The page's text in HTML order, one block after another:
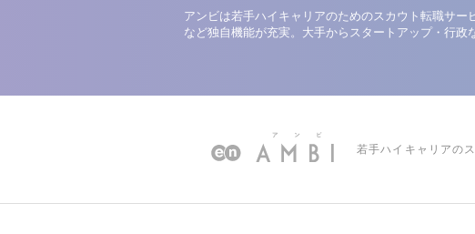
アンビは若手ハイキャリアのためのスカウト転職サ
など独自機能が充実。大手からスタートアップ・行政
若手ハイキャリアの